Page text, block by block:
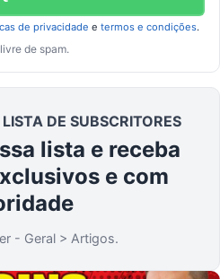
de privacidade e termos e condições.
de spam.
DE SUBSCRITORES
lista e receba
e com
- Geral > Artigos.